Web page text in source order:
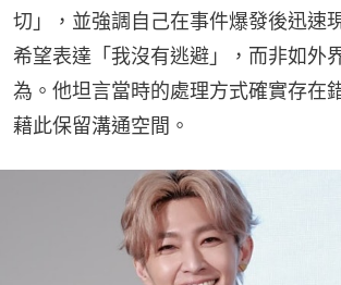
切」，並強調自己在事件爆發後迅速
希望表達「我沒有逃避」，而非如外
為。他坦言當時的處理方式確實存在
藉此保留溝通空間。